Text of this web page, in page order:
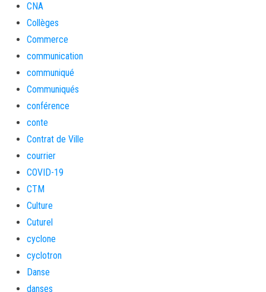
CNA
Collèges
Commerce
communication
communiqué
Communiqués
conférence
conte
Contrat de Ville
courrier
COVID-19
CTM
Culture
Cuturel
cyclone
cyclotron
Danse
danses